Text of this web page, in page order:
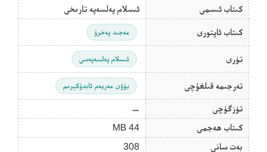
كىتاب ئىسمى ئىسلام پەلسەپە تارىخى
كىتاب ئاپتورى مەجىد پەخرۇ
تۈرى ئىسلام پەلسەپەسى
تەرجىمە قىلغۇچى بۈۋى مەريەم ئابدۇكېرىم
تۈزگۈچى
—
كىتاب ھەجمى
44 MB
بەت سانى
308